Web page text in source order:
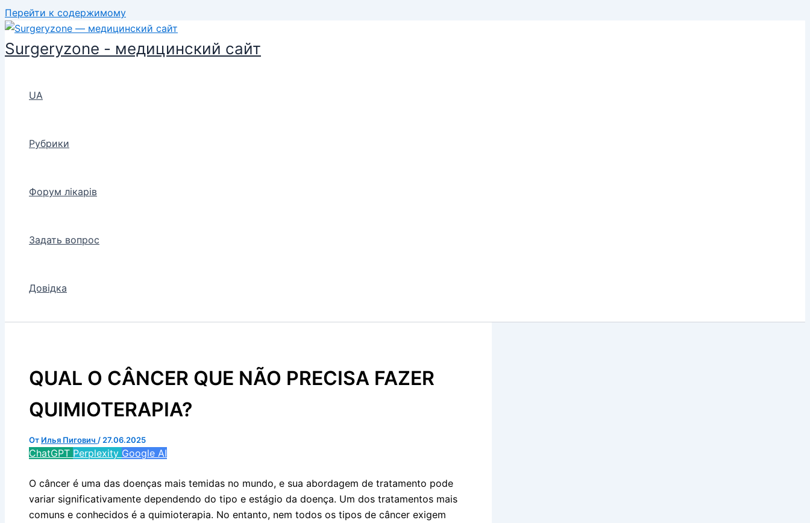
Перейти к содержимому
Surgeryzone - медицинский сайт
UA
Рубрики
Форум лікарів
Задать вопрос
Довідка
QUAL O CÂNCER QUE NÃO PRECISA FAZER
QUIMIOTERAPIA?
От Илья Пигович / 27.06.2025
ChatGPT Perplexity Google AI
O câncer é uma das doenças mais temidas no mundo, e sua abordagem de tratamento pode
variar significativamente dependendo do tipo e estágio da doença. Um dos tratamentos mais
comuns e conhecidos é a quimioterapia. No entanto, nem todos os tipos de câncer exigem